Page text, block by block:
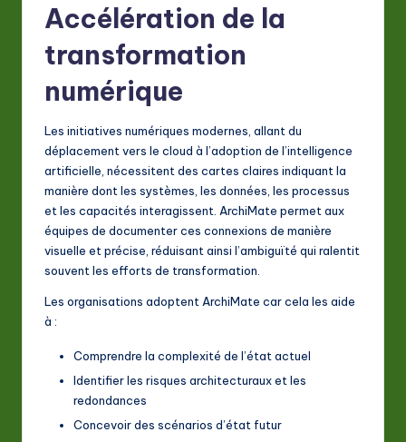
Accélération de la
transformation
numérique
Les initiatives numériques modernes, allant du
déplacement vers le cloud à l’adoption de l’intelligence
artificielle, nécessitent des cartes claires indiquant la
manière dont les systèmes, les données, les processus
et les capacités interagissent. ArchiMate permet aux
équipes de documenter ces connexions de manière
visuelle et précise, réduisant ainsi l’ambiguïté qui ralentit
souvent les efforts de transformation.
Les organisations adoptent ArchiMate car cela les aide
à :
Comprendre la complexité de l’état actuel
Identifier les risques architecturaux et les
redondances
Concevoir des scénarios d’état futur